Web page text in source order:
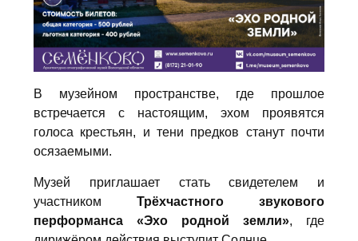
В музейном пространстве, где прошлое
встречается с настоящим, эхом проявятся
голоса крестьян, и тени предков станут почти
осязаемыми.
Музей приглашает стать свидетелем и
участником Трёхчастного звукового
перформанса «Эхо родной земли», где